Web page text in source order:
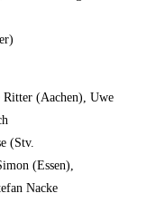
Ritter (Aachen), Uwe
(Stv.
(Essen),
Nacke